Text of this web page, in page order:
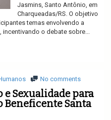
Jasmins, Santo Antônio, em
Charqueadas/RS. O objetivo
temas envolvendo a
o debate sobre...
No comments
Sexualidade para
Beneficente Santa